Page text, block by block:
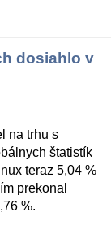
dosiahlo v
na trhu s
štatistík
teraz 5,04 %
prekonal
%.